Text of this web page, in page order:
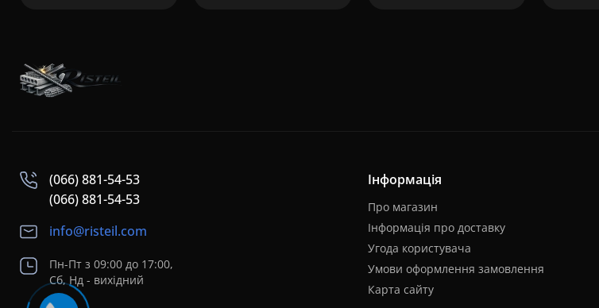
(066) 881-54-53
(066) 881-54-53
info@risteil.com
Пн-Пт з 09:00 до 17:00,
Сб, Нд - вихідний
Інформація
Про магазин
Інформація про доставку
Угода користувача
Умови оформлення замовлення
Карта сайту